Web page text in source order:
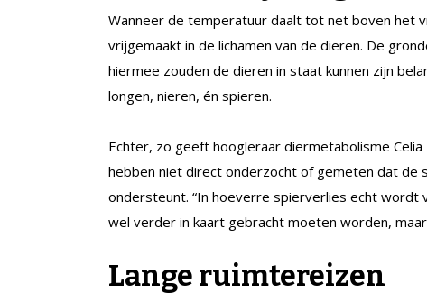
Wanneer de temperatuur daalt tot net boven het
vrijgemaakt in de lichamen van de dieren. De
hiermee zouden de dieren in staat kunnen zijn
longen, nieren, én spieren.
Echter, zo geeft hoogleraar diermetabolisme
hebben niet direct onderzocht of gemeten dat de
ondersteunt. “In hoeverre spierverlies echt wordt
wel verder in kaart gebracht moeten worden,
Lange ruimtereizen